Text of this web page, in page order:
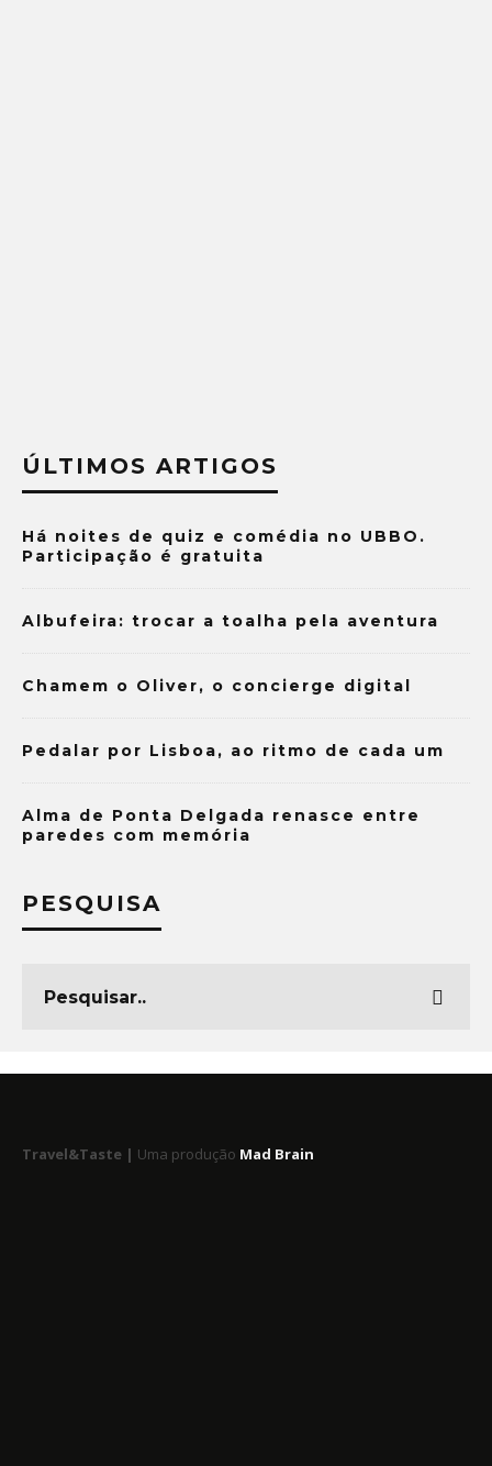
ÚLTIMOS ARTIGOS
Há noites de quiz e comédia no UBBO.
Participação é gratuita
Albufeira: trocar a toalha pela aventura
Chamem o Oliver, o concierge digital
Pedalar por Lisboa, ao ritmo de cada um
Alma de Ponta Delgada renasce entre
paredes com memória
PESQUISA
Travel&Taste | Uma produção Mad Brain